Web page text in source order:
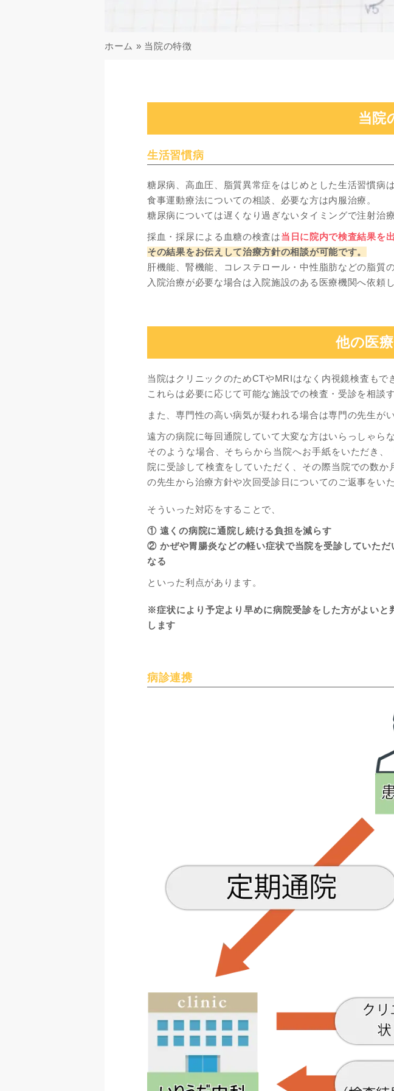
ホーム » 当院の特徴
当院
生活習慣病
糖尿病、高血圧、脂質異常症をはじめとした生活習慣病
食事運動療法についての相談、必要な方は内服治療。
糖尿病については遅くなり過ぎないタイミングで注射治
採血・採尿による血糖の検査は当日に院内で検査結果を
その結果をお伝えして治療方針の相談が可能です。
肝機能、腎機能、コレステロール・中性脂肪などの脂質
入院治療が必要な場合は入院施設のある医療機関へ依頼
他の医
当院はクリニックのためCTやMRIはなく内視鏡検査もで
これらは必要に応じて可能な施設での検査・受診を相談
また、専門性の高い病気が疑われる場合は専門の先生が
遠方の病院に毎回通院していて大変な方はいらっしゃら
そのような場合、そちらから当院へお手紙をいただき
院に受診して検査をしていただく、その際当院での数
の先生から治療方針や次回受診日についてのご返事をい
そういった対応をすることで、
遠くの病院に通院し続ける負担を減らす
かぜや胃腸炎などの軽い症状で当院を受診していた
なる
といった利点があります。
※症状により予定より早めに病院受診をした方がよい
します
病診連携